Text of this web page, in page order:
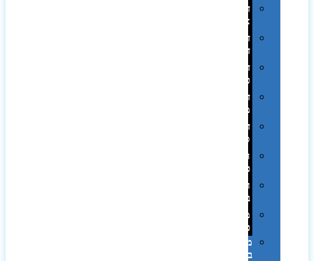
דפוס
אופסט
דפוס
דיגיטלי
דפוס
טמפון
דפוס
משי
דפוס
סובלימציה
הדפס
פרוצס
חריטה
בלייזר
מהו
פנטון?
מיתוג
באמצעות